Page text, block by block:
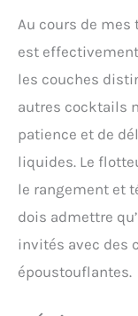
Au cours de mes
est
les couches
autres cocktails
patience et de
liquides. Le
le rangement et
dois admettre
invités avec des
époustouflantes.